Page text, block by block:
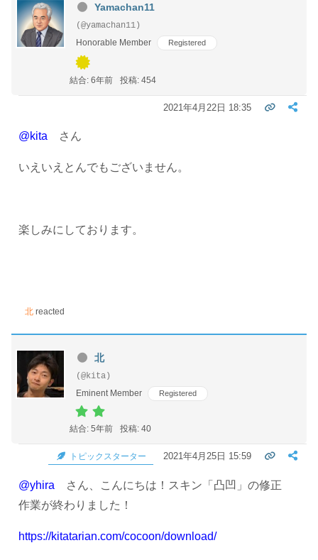
Yamachan11
(@yamachan11)
Honorable Member
Registered
結合: 6年前 投稿: 454
2021年4月22日 18:35
@kita さん
いえいえとんでもございません。
楽しみにしております。
北 reacted
北
(@kita)
Eminent Member
Registered
結合: 5年前 投稿: 40
トピックスターター 2021年4月25日 15:59
@yhira さん、こんにちは！スキン「凸凹」の修正
作業が終わりました！
https://kitatarian.com/cocoon/download/